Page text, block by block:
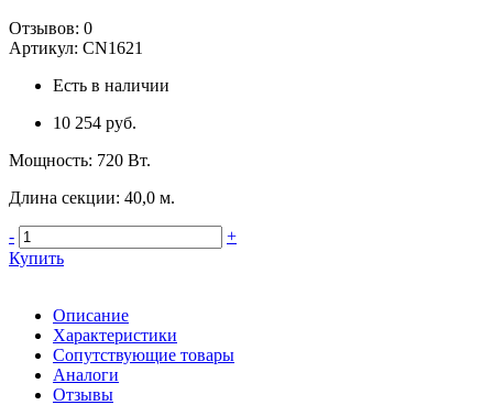
Отзывов: 0
Артикул: CN1621
Есть в наличии
10 254 руб.
Мощность: 720 Вт.
Длина секции: 40,0 м.
-
+
Купить
Описание
Характеристики
Сопутствующие товары
Аналоги
Отзывы